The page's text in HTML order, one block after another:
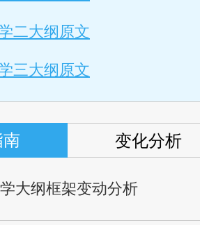
二大纲原文
三大纲原文
变化分析
大纲框架变动分析